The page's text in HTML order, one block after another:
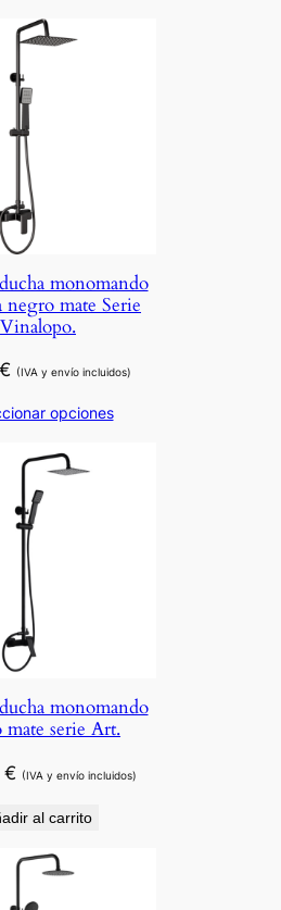
monomando
negro mate Serie
Vinalopo.
€ (IVA y envío incluidos)
opciones
monomando
mate serie Art.
€ (IVA y envío incluidos)
al carrito